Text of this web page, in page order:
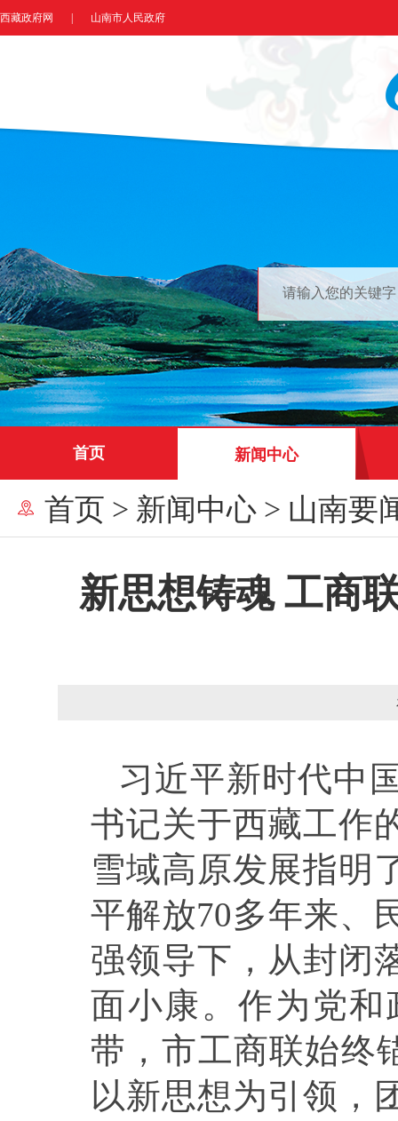
西藏政府网 山南市人民政府
首页 新闻中心
首页 > 新闻中心 > 山南要
新思想铸魂 工商
习近平新时代中
书记关于西藏工作
雪域高原发展指明
平解放70多年来、
强领导下，从封闭
面小康。作为党
带，市工商联始终
以新思想为引领，